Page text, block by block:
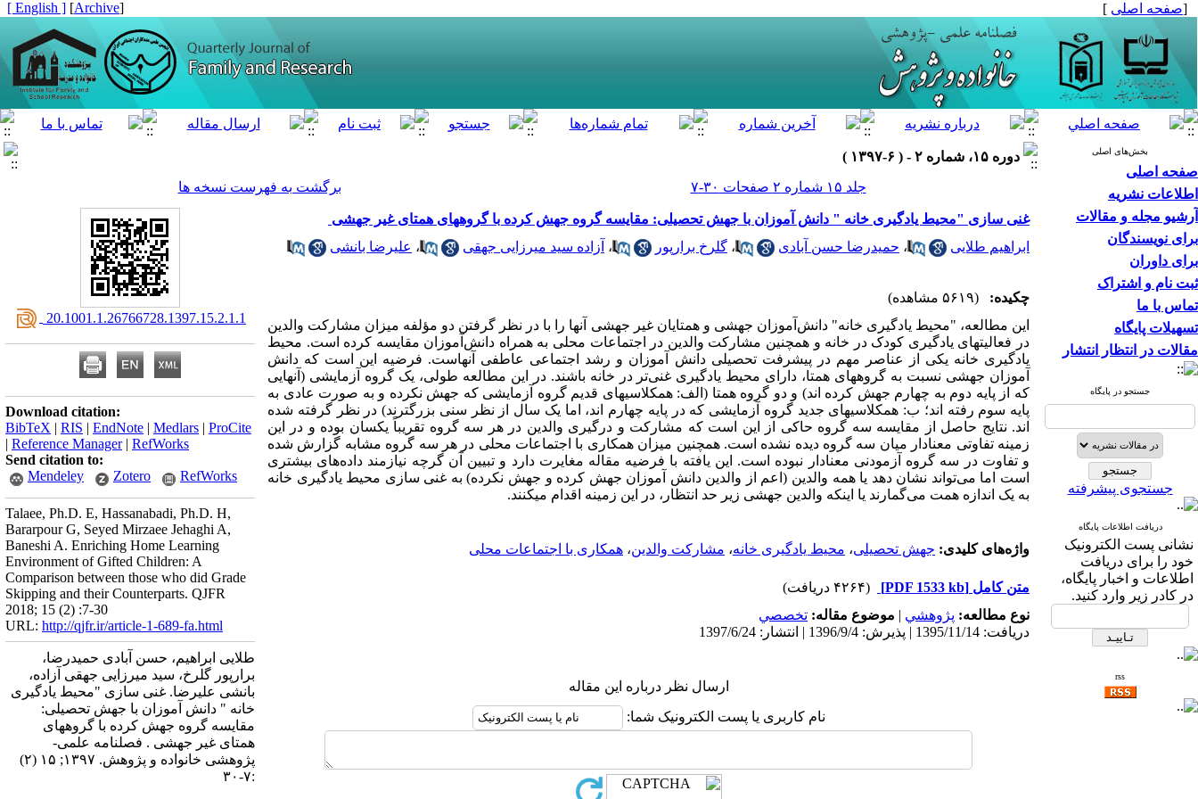
[صفحه اصلی ]
[
Archive
]
[ English ]
بخش‌های اصلی
صفحه اصلی
اطلاعات نشریه
آرشیو مجله و مقالات
برای نویسندگان
برای داوران
ثبت نام و اشتراک
تماس با ما
تسهیلات پایگاه
مقالات در انتظار انتشار
جستجو در پایگاه
جستجوی پیشرفته
دریافت اطلاعات پایگاه
نشانی پست الکترونیک
خود را برای دریافت
اطلاعات و اخبار پایگاه،
در کادر زیر وارد کنید.
rss
دوره ۱۵، شماره ۲ - ( ۶-۱۳۹۷ )
جلد ۱۵ شماره ۲ صفحات ۳۰-۷
برگشت به فهرست نسخه ها
غنی سازی "محیط یادگیری خانه " دانش آموزان با جهش تحصیلی: مقایسه گروه جهش کرده با گروههای همتای غیر جهشی
ابراهیم طلایی
، حمیدرضا حسن آبادی ، گلرخ برارپور ، آزاده سید میرزایی جهقی ، علیرضا بانشی
چکیده:
(۵۶۱۹ مشاهده)
این مطالعه، "محیط یادگیری خانه" دانش‌آموزان جهشی و همتایان غیر جهشی آنها را با در نظر گرفتن دو مؤلفه‌ میزان مشارکت والدین
در فعالیتهای یادگیری کودک در خانه و همچنین مشارکت والدین در اجتماعات محلی به همراه دانش‌آموزان مقایسه کرده است. محیط
یادگیری خانه یکی از عناصر مهم در پیشرفت تحصیلی دانش آموزان و رشد اجتماعی عاطفی آنهاست. فرضیه این است که دانش
آموزان جهشی نسبت به گروههای همتا، دارای محیط یادگیری غنی­‌تر در خانه باشند. در این مطالعه طولی، یک گروه آزمایشی (آنهایی
که از پایه دوم به چهارم جهش کرده اند) و دو گروه همتا (الف: همکلاسیهای قدیم گروه آزمایشی که جهش نکرده و به صورت عادی به
پایه سوم رفته اند؛ ب: همکلاسیهای جدید گروه آزمایشی که در پایه چهارم اند، اما یک سال از نظر سنی بزرگترند) در نظر گرفته شده
اند. نتایج حاصل از مقایسه سه گروه حاکی از این است که مشارکت و درگیری والدین در هر سه گروه تقریباً یکسان بوده و در این
زمینه تفاوتی معنادار میان سه گروه دیده نشده است. همچنین میزان همکاری با اجتماعات محلی در هر سه گروه مشابه گزارش شده
و تفاوت در سه گروه آزمودنی معنادار نبوده است. این یافته با فرضیه مقاله مغایرت دارد و تبیین آن گرچه نیازمند داده­‌های بیشتری
است اما می‌­تواند نشان دهد یا همه والدین (اعم از والدین دانش آموزان جهش کرده و جهش نکرده) به غنی سازی محیط یادگیری خانه
به یک اندازه همت می‌گمارند یا اینکه والدین جهشی زیر حد انتظار، در این زمینه اقدام می­کنند.
واژه‌های کلیدی: جهش تحصیلی، محیط یادگیری خانه، مشارکت والدین، همکاری با اجتماعات محلی
متن کامل [PDF 1533 kb]
(۴۲۶۴ دریافت)
نوع مطالعه: پژوهشي | موضوع مقاله: تخصصي
دریافت: 1395/11/14 | پذیرش: 1396/9/4 | انتشار: 1397/6/24
ارسال نظر درباره این مقاله
نام کاربری یا پست الکترونیک شما:
‎ 20.1001.1.26766728.1397.15.2.1.1
Download citation:
BibTeX | RIS | EndNote | Medlars | ProCite
| Reference Manager| RefWorks
Send citation to:
Mendeley
Zotero RefWorks
Talaee, Ph.D. E, Hassanabadi, Ph.D. H,
Bararpour G, Seyed Mirzaee Jehaghi A,
Baneshi A. Enriching Home Learning
Environment of Gifted Children: A
Comparison between those who did Grade
Skipping and their Counterparts. QJFR
2018; 15 (2) :7-30
URL: http://qjfr.ir/article-1-689-fa.html
طلایی ابراهیم، حسن آبادی حمیدرضا،
برارپور گلرخ، سید میرزایی جهقی آزاده،
بانشی علیرضا. غنی سازی "محیط یادگیری
خانه " دانش آموزان با جهش تحصیلی:
مقایسه گروه جهش کرده با گروههای
همتای غیر جهشی . فصلنامه علمی-
پژوهشی خانواده و پژوهش. ۱۳۹۷; ۱۵ (۲)
:۷-۳۰